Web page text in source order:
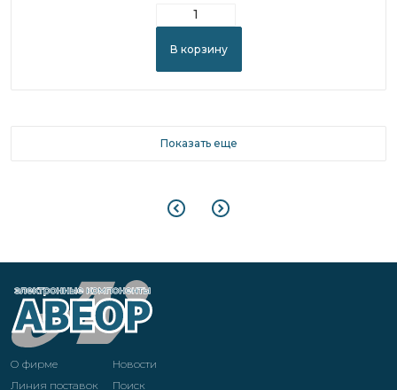
В корзину
Показать еще
О фирме
Новости
Линия поставок
Поиск